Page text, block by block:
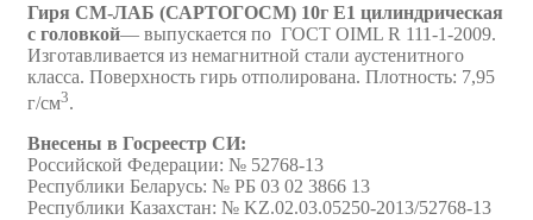
Гиря СМ-ЛАБ (САРТОГОСМ) 10г E1 цилиндрическая
с головкой— выпускается по ГОСТ OIML R 111-1-2009.
Изготавливается из немагнитной стали аустенитного
класса. Поверхность гирь отполирована. Плотность: 7,95
г/см3.
Внесены в Госреестр CИ:
Российской Федерации: № 52768-13
Республики Беларусь: № РБ 03 02 3866 13
Республики Казахстан: № KZ.02.03.05250-2013/52768-13